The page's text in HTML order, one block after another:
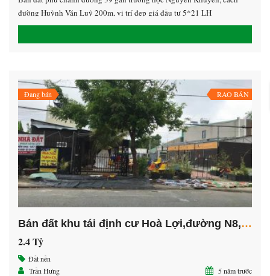
đường Huỳnh Văn Luỹ 200m, vị trí đẹp giá đầu tư 5*21 LH
0938.532.572 Hưng
Đang bán RAO BÁN
Bán đất khu tái định cư Hoà Lợi,đường N8, phường Hoà Phú, thánh Phố Thủ Dầu Một, Bình Dương
2.4 Tỷ
Đất nền
Trần Hưng
5 năm trước